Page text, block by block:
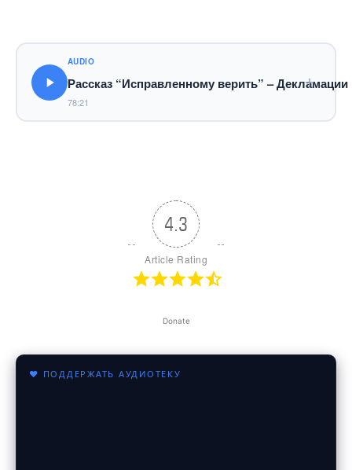
AUDIO
Рассказ “Исправленному верить” – Декламации
78:21
4.3
Article Rating
Donate
♥ ПОДДЕРЖАТЬ АУДИОТЕКУ